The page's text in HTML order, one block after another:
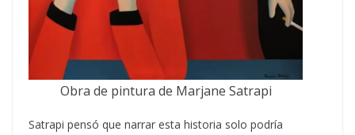
Obra de pintura de Marjane Satrapi
Satrapi pensó que narrar esta historia solo podría